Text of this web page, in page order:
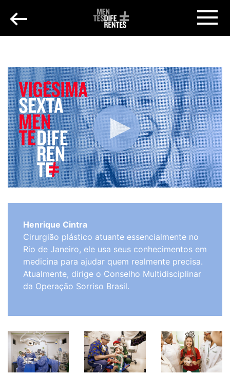
Henrique Cintra
Cirurgião plástico atuante essencialmente no
Rio de Janeiro, ele usa seus conhecimentos em
medicina para ajudar quem realmente precisa.
Atualmente, dirige o Conselho Multidisciplinar
da Operação Sorriso Brasil.